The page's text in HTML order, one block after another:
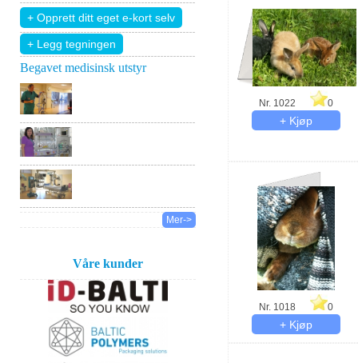
+ Legg tegningen
Begavet medisinsk utstyr
Mer->
Våre kunder
Nr. 1022 0
Nr. 1018 0